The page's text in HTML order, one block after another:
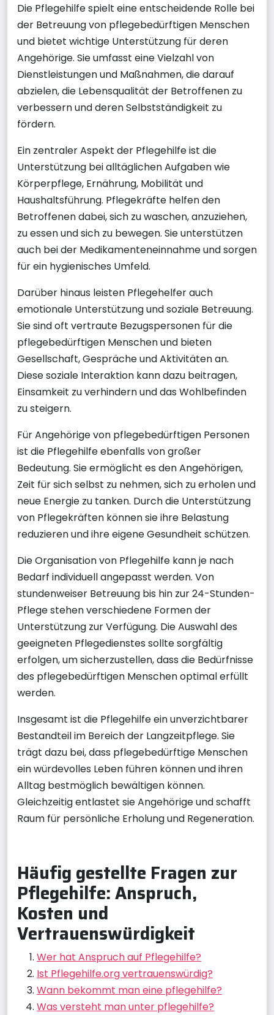
Die Pflegehilfe spielt eine entscheidende Rolle bei
der Betreuung von pflegebedürftigen Menschen
und bietet wichtige Unterstützung für deren
Angehörige. Sie umfasst eine Vielzahl von
Dienstleistungen und Maßnahmen, die darauf
abzielen, die Lebensqualität der Betroffenen zu
verbessern und deren Selbstständigkeit zu
fördern.
Ein zentraler Aspekt der Pflegehilfe ist die
Unterstützung bei alltäglichen Aufgaben wie
Körperpflege, Ernährung, Mobilität und
Haushaltsführung. Pflegekräfte helfen den
Betroffenen dabei, sich zu waschen, anzuziehen,
zu essen und sich zu bewegen. Sie unterstützen
auch bei der Medikamenteneinnahme und sorgen
für ein hygienisches Umfeld.
Darüber hinaus leisten Pflegehelfer auch
emotionale Unterstützung und soziale Betreuung.
Sie sind oft vertraute Bezugspersonen für die
pflegebedürftigen Menschen und bieten
Gesellschaft, Gespräche und Aktivitäten an.
Diese soziale Interaktion kann dazu beitragen,
Einsamkeit zu verhindern und das Wohlbefinden
zu steigern.
Für Angehörige von pflegebedürftigen Personen
ist die Pflegehilfe ebenfalls von großer
Bedeutung. Sie ermöglicht es den Angehörigen,
Zeit für sich selbst zu nehmen, sich zu erholen und
neue Energie zu tanken. Durch die Unterstützung
von Pflegekräften können sie ihre Belastung
reduzieren und ihre eigene Gesundheit schützen.
Die Organisation von Pflegehilfe kann je nach
Bedarf individuell angepasst werden. Von
stundenweiser Betreuung bis hin zur 24-Stunden-
Pflege stehen verschiedene Formen der
Unterstützung zur Verfügung. Die Auswahl des
geeigneten Pflegedienstes sollte sorgfältig
erfolgen, um sicherzustellen, dass die Bedürfnisse
des pflegebedürftigen Menschen optimal erfüllt
werden.
Insgesamt ist die Pflegehilfe ein unverzichtbarer
Bestandteil im Bereich der Langzeitpflege. Sie
trägt dazu bei, dass pflegebedürftige Menschen
ein würdevolles Leben führen können und ihren
Alltag bestmöglich bewältigen können.
Gleichzeitig entlastet sie Angehörige und schafft
Raum für persönliche Erholung und Regeneration.
Häufig gestellte Fragen zur
Pflegehilfe: Anspruch,
Kosten und
Vertrauenswürdigkeit
Wer hat Anspruch auf Pflegehilfe?
Ist Pflegehilfe.org vertrauenswürdig?
Wann bekommt man eine pflegehilfe?
Was versteht man unter pflegehilfe?